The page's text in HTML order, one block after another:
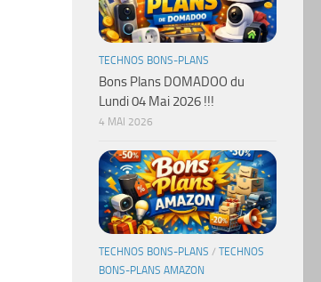
TECHNOS BONS-PLANS
Bons Plans DOMADOO du
Lundi 04 Mai 2026 !!!
4 MAI 2026
TECHNOS BONS-PLANS / TECHNOS
BONS-PLANS AMAZON